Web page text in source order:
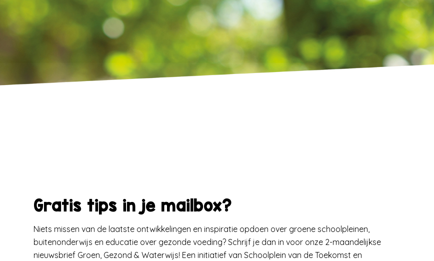
Gratis tips in je mailbox?
Niets missen van de laatste ontwikkelingen en inspiratie opdoen over groene schoolpleinen,
buitenonderwijs en educatie over gezonde voeding? Schrijf je dan in voor onze 2-maandelijkse
nieuwsbrief Groen, Gezond & Waterwijs! Een initiatief van Schoolplein van de Toekomst en